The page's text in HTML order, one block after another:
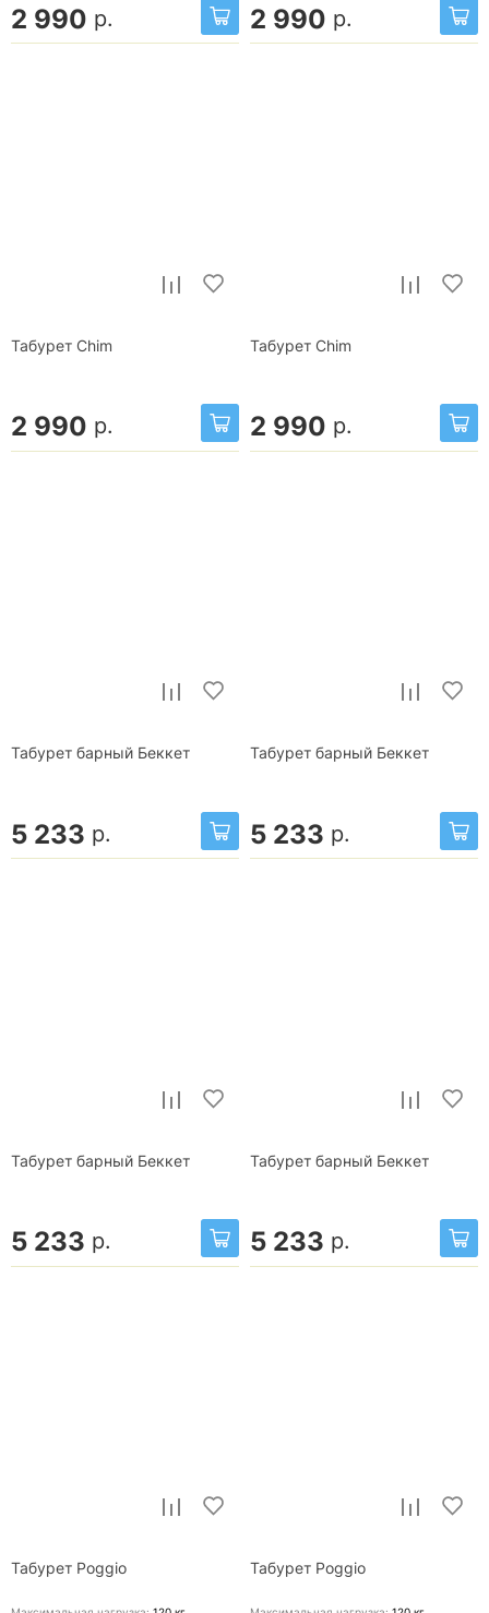
2 990 р. 2 990 р.
Табурет Chim
2 990 р.
Табурет Chim
2 990 р.
Табурет барный Беккет
5 233 р.
Табурет барный Беккет
5 233 р.
Табурет барный Беккет
5 233 р.
Табурет барный Беккет
5 233 р.
Табурет Poggio Табурет Poggio